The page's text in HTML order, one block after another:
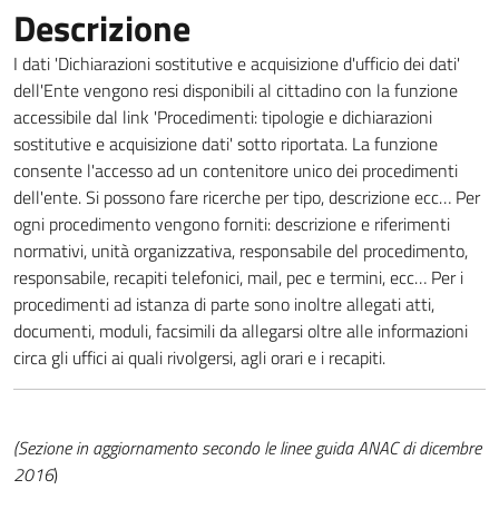
Descrizione
I dati 'Dichiarazioni sostitutive e acquisizione d'ufficio dei dati'
dell'Ente vengono resi disponibili al cittadino con la funzione
accessibile dal link 'Procedimenti: tipologie e dichiarazioni
sostitutive e acquisizione dati' sotto riportata. La funzione
consente l'accesso ad un contenitore unico dei procedimenti
dell'ente. Si possono fare ricerche per tipo, descrizione ecc… Per
ogni procedimento vengono forniti: descrizione e riferimenti
normativi, unità organizzativa, responsabile del procedimento,
responsabile, recapiti telefonici, mail, pec e termini, ecc… Per i
procedimenti ad istanza di parte sono inoltre allegati atti,
documenti, moduli, facsimili da allegarsi oltre alle informazioni
circa gli uffici ai quali rivolgersi, agli orari e i recapiti.
(Sezione in aggiornamento secondo le linee guida ANAC di dicembre
2016)